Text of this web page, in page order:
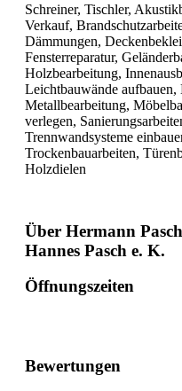
Schreiner, Tischler,
Verkauf,
Dämmungen,
Fensterreparatur,
Holzbearbeitung,
Leichtbauwände aufbauen,
Metallbearbeitung,
verlegen,
Trennwandsysteme
Trockenbauarbeiten,
Holzdielen
Über Hermann
Hannes Pasch e. K.
Öffnungszeiten
Bewertungen